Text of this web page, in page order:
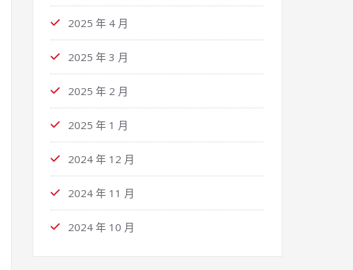
2025 年 4 月
2025 年 3 月
2025 年 2 月
2025 年 1 月
2024 年 12 月
2024 年 11 月
2024 年 10 月